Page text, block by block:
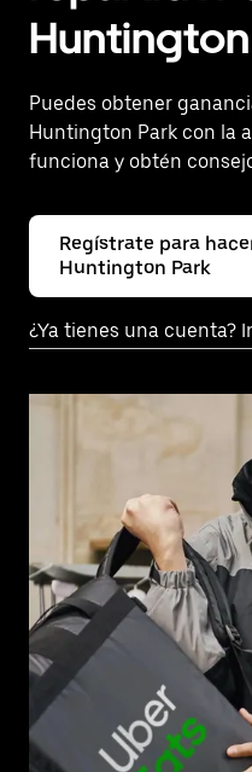
Puedes obtener
Huntington Park con la
funciona y obtén
Regístrate para
Huntington Park
¿Ya tienes una cuenta?